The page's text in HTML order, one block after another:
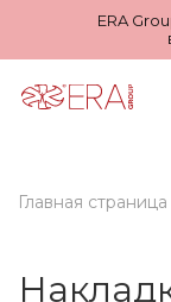
ERA
Главная страница